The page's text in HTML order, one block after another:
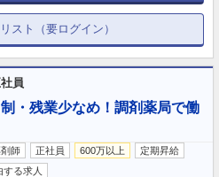
スト（要ログイン）
員
・残業少なめ！調剤薬局で働
師 正社員 600万以上
定期昇給
る求人